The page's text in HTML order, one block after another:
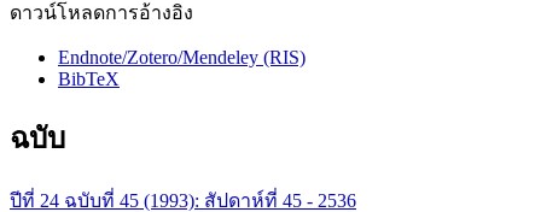
ดาวน์โหลดการอ้างอิง
Endnote/Zotero/Mendeley (RIS)
BibTeX
ฉบับ
ปีที่ 24 ฉบับที่ 45 (1993): สัปดาห์ที่ 45 - 2536